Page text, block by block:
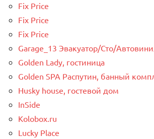
Fix Price
Fix Price
Fix Price
Garage_13 Эвакуатор/Сто/
Golden Lady, гостиница
Golden SPA Распутин, банный
Husky house, гостевой дом
InSide
Kolobox.ru
Lucky Place